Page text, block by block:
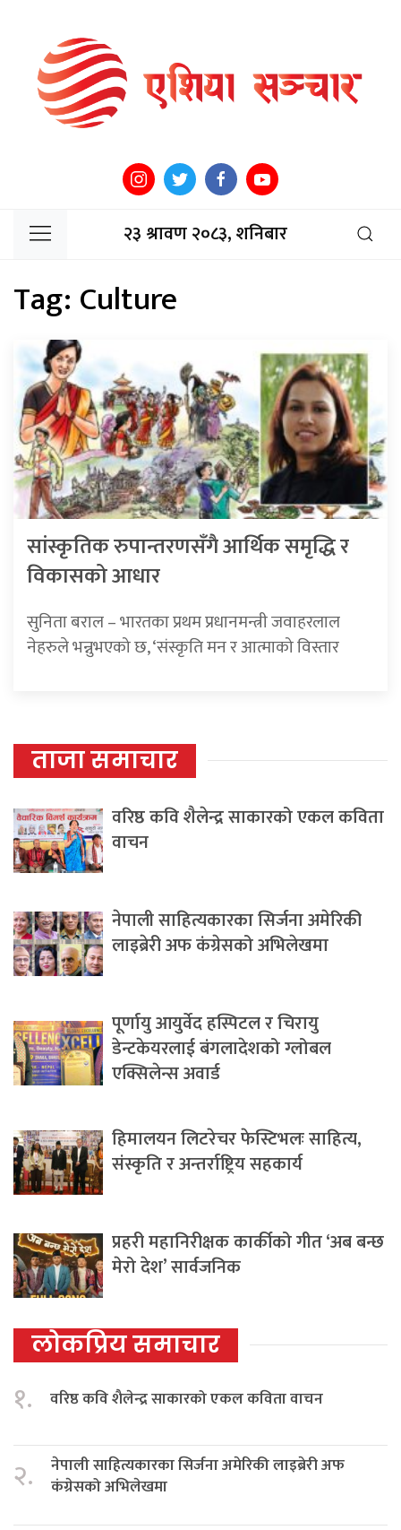
२३ श्रावण २०८३, शनिबार
Tag: Culture
सांस्कृतिक रुपान्तरणसँगै आर्थिक समृद्धि र
विकासको आधार
सुनिता बराल – भारतका प्रथम प्रधानमन्त्री जवाहरलाल
नेहरुले भन्नुभएको छ, ‘संस्कृति मन र आत्माको विस्तार
ताजा समाचार
वरिष्ठ कवि शैलेन्द्र साकारको एकल कविता
वाचन
नेपाली साहित्यकारका सिर्जना अमेरिकी
लाइब्रेरी अफ कंग्रेसको अभिलेखमा
पूर्णायु आयुर्वेद हस्पिटल र चिरायु
डेन्टकेयरलाई बंगलादेशको ग्लोबल
एक्सिलेन्स अवार्ड
हिमालयन लिटरेचर फेस्टिभलः साहित्य,
संस्कृति र अन्तर्राष्ट्रिय सहकार्य
प्रहरी महानिरीक्षक कार्कीको गीत ‘अब बन्छ
मेरो देश’ सार्वजनिक
लोकप्रिय समाचार
१. वरिष्ठ कवि शैलेन्द्र साकारको एकल कविता वाचन
२.
नेपाली साहित्यकारका सिर्जना अमेरिकी लाइब्रेरी अफ
कंग्रेसको अभिलेखमा